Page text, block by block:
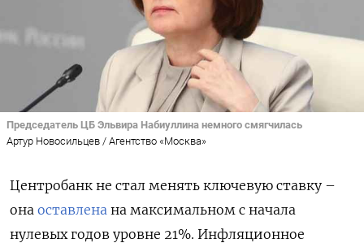
Председатель ЦБ Эльвира Набиуллина немного смягчилась
Артур Новосильцев / Агентство «Москва»
Центробанк не стал менять ключевую ставку –
она оставлена на максимальном с начала
нулевых годов уровне 21%. Инфляционное